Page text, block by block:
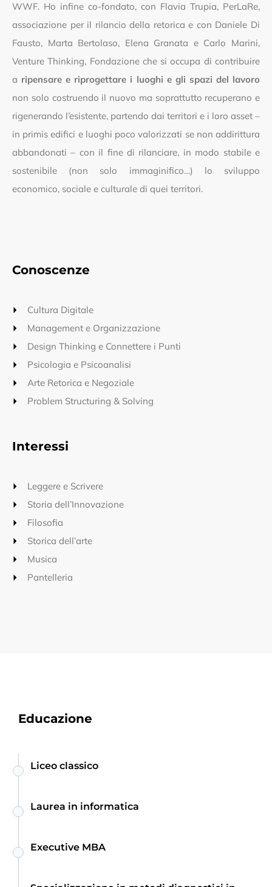
WWF. Ho infine co-fondato, con Flavia Trupia, PerLaRe,
associazione per il rilancio della retorica e con Daniele Di
Fausto, Marta Bertolaso, Elena Granata e Carlo Marini,
Venture Thinking, Fondazione che si occupa di contribuire
a ripensare e riprogettare i luoghi e gli spazi del lavoro
non solo costruendo il nuovo ma soprattutto recuperano e
rigenerando l’esistente, partendo dai territori e i loro asset –
in primis edifici e luoghi poco valorizzati se non addirittura
abbandonati – con il fine di rilanciare, in modo stabile e
sostenibile (non solo immaginifico…) lo sviluppo
economico, sociale e culturale di quei territori.
Conoscenze
Cultura Digitale
Management e Organizzazione
Design Thinking e Connettere i Punti
Psicologia e Psicoanalisi
Arte Retorica e Negoziale
Problem Structuring & Solving
Interessi
Leggere e Scrivere
Storia dell’Innovazione
Filosofia
Storica dell’arte
Musica
Pantelleria
Educazione
Liceo classico
Laurea in informatica
Executive MBA